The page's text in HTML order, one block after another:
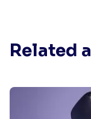
Related